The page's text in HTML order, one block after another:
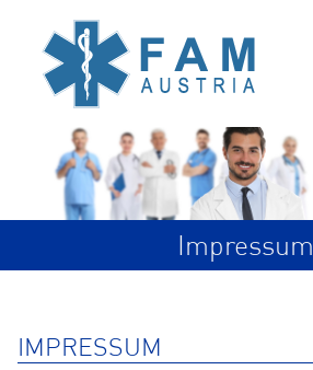
Impressum
IMPRESSUM